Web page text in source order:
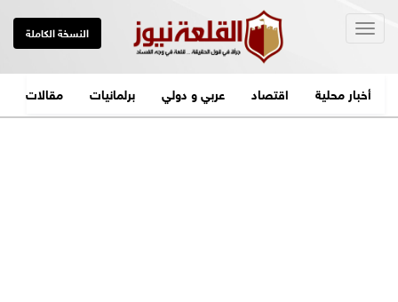
النسخة الكاملة
أخبار محلية اقتصاد عربي و دولي برلمانيات مقالات